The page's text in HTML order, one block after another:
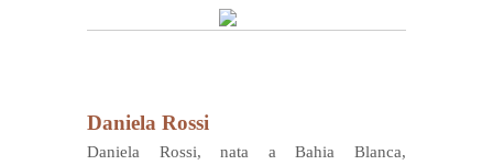
Daniela Rossi
Daniela Rossi, nata a Bahia Blanca,